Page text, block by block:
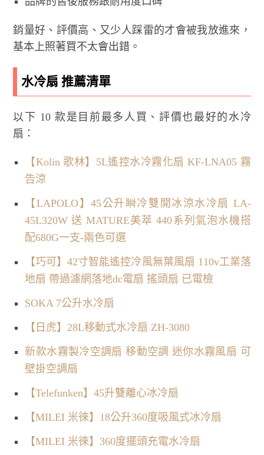
銷量好、評價高、又少人踩雷的才會被我放進來，
基本上照著買不太會出錯。
水冷扇 推薦清單
以下 10 款是目前最多人買、評價也最好的水冷
扇：
【Kolin 歌林】5L遙控水冷霧化扇 KF-LNA05 霧
告涼
【LAPOLO】45公升瞬冷雙開冰涼水冷扇 LA-
45L320W 送 MATURE美萃 440系列氣泡水機搭
配680G一支-兩色可選
【巧可】42寸智能遙控冷風無葉風扇 110v工業落
地扇 帶過濾網落地dc電扇 搖頭扇 已電檢
SOKA 7公升水冷扇
【日虎】28L移動式水冷扇 ZH-3080
新款水霧製冷空調扇 移動空調 迷你水霧風扇 可
壁掛空調扇
【Telefunken】45升雙離心冰冷扇
【MILEI 米徠】18公升360度吸風式冰冷扇
【MILEI 米徠】360度擺頭充電水冷扇